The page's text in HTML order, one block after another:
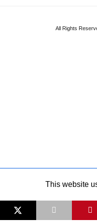
All Rights
This website